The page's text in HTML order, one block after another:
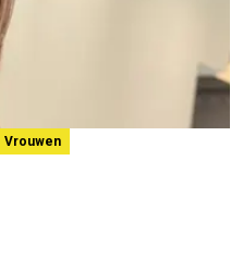
Vrouwen